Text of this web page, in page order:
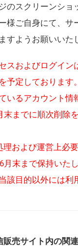
のスクリーンショ
様ご自身にて、サ
すようお願いいた
スおよびログイン
予定しております。
いるアカウント情
末までに順次削除
理および運営上必
月末まで保持いた
該目的以外には利
販売サイト内の関